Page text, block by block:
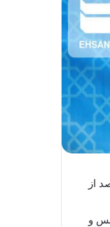
یک هزار و ۸۴۴ نفر در مجموع در دو روز گذشته ثبت نام کرده‌اند که از این تعداد ۱۱ درصد از
در صد کارشناسی ارشد و ۷.۱ درصد لیسانس و